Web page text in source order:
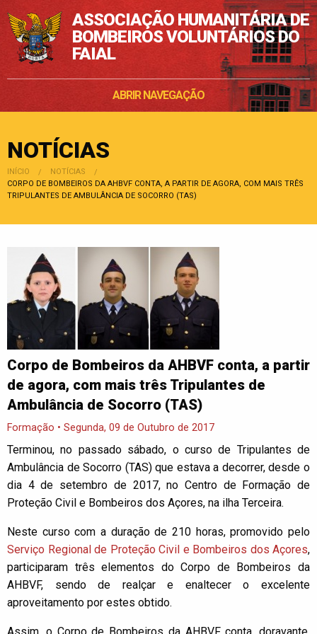
ASSOCIAÇÃO HUMANITÁRIA DE
BOMBEIROS VOLUNTÁRIOS DO
FAIAL
ABRIR NAVEGAÇÃO
NOTÍCIAS
INÍCIO
NOTÍCIAS
POSIÇÃO:
CORPO DE BOMBEIROS DA AHBVF CONTA, A PARTIR DE AGORA, COM MAIS TRÊS
TRIPULANTES DE AMBULÂNCIA DE SOCORRO (TAS)
Corpo de Bombeiros da AHBVF conta, a partir
de agora, com mais três Tripulantes de
Ambulância de Socorro (TAS)
Formação • Segunda, 09 de Outubro de 2017
Terminou, no passado sábado, o curso de Tripulantes de
Ambulância de Socorro (TAS) que estava a decorrer, desde o
dia 4 de setembro de 2017, no Centro de Formação de
Proteção Civil e Bombeiros dos Açores, na ilha Terceira.
Neste curso com a duração de 210 horas, promovido pelo
Serviço Regional de Proteção Civil e Bombeiros dos Açores,
participaram três elementos do Corpo de Bombeiros da
AHBVF, sendo de realçar e enaltecer o excelente
aproveitamento por estes obtido.